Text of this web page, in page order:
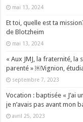
mai 13, 2024
Et toi, quelle est ta
de Blotzheim
mai 13, 2024
« Aux JMJ, la fraternité,
parenté » ￼Vignion,
septembre 7, 2023
Vocation : baptisée « J’ai
je n’avais pas avant mon
avril 25, 2023